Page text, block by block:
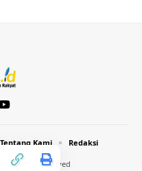
Rights Reserved
Tentang Kami Redaksi